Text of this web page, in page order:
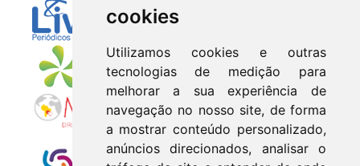
cookies
Utilizamos cookies e outras
tecnologias de medição para
melhorar a sua experiência de
navegação no nosso site, de forma
a mostrar conteúdo personalizado,
anúncios direcionados, analisar o